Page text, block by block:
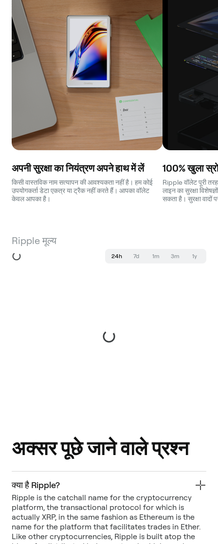
अपनी सुरक्षा का नियंत्रण अपने हाथ में लें
किसी वास्तविक नाम सत्यापन की आवश्यकता नहीं है। हम कोई
उपयोगकर्ता डेटा एकत्र या ट्रैक नहीं करते हैं। आपका वॉलेट
केवल आपका है।
100% खुला
Ripple वॉलेट पूरी
लाइन का सुरक्षा
सकता है। सुरक्षा वादों
Ripple मूल्य
24h 7d 1m 3m 1y
अक्सर पूछे जाने वाले प्रश्न
क्या है Ripple?
Ripple is the catchall name for the cryptocurrency
platform, the transactional protocol for which is
actually XRP, in the same fashion as Ethereum is the
name for the platform that facilitates trades in Ether.
Like other cryptocurrencies, Ripple is built atop the